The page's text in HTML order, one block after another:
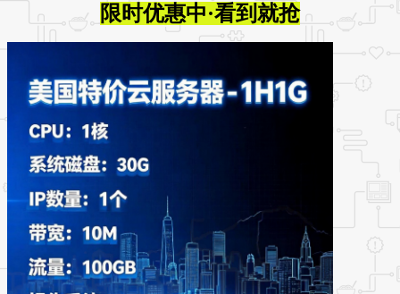
限时优惠中·看到就抢